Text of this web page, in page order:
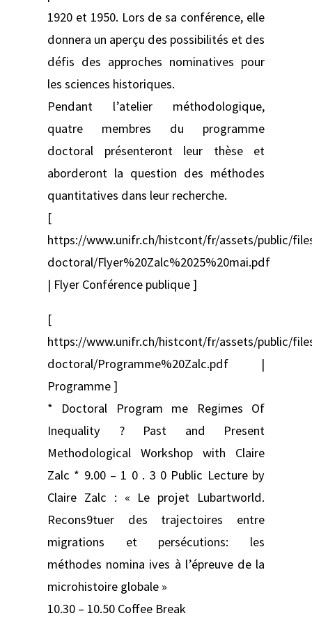
1920 et 1950. Lors de sa conférence, elle
donnera un aperçu des possibilités et des
défis des approches nominatives pour
les sciences historiques.
Pendant l’atelier méthodologique,
quatre membres du programme
doctoral présenteront leur thèse et
aborderont la question des méthodes
quantitatives dans leur recherche.
[
https://www.unifr.ch/histcont/fr/assets/public/
doctoral/Flyer%20Zalc%2025%20mai.pdf
| Flyer Conférence publique ]
[
https://www.unifr.ch/histcont/fr/assets/public/
doctoral/Programme%20Zalc.pdf |
Programme ]
* Doctoral Program me Regimes Of
Inequality ? Past and Present
Methodological Workshop with Claire
Zalc * 9.00 – 1 0 . 3 0 Public Lecture by
Claire Zalc : « Le projet Lubartworld.
Recons9tuer des trajectoires entre
migrations et persécutions: les
méthodes nomina ives à l’épreuve de la
microhistoire globale »
10.30 – 10.50 Coffee Break